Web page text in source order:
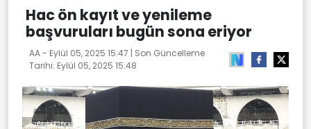
Hac ön kayıt ve yenileme
başvuruları bugün sona eriyor
AA - Eylül 05, 2025 15:47 | Son Güncelleme
Tarihi: Eylül 05, 2025 15:48